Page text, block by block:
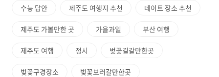
수능 답안 제주도 여행지 추천 데이트 장소 추천
제주도 가볼만한 곳 가을과일 부산 여행
제주도 여행 정시 벚꽃길갈만한곳
벚꽃구경장소 벚꽃보러갈만한곳